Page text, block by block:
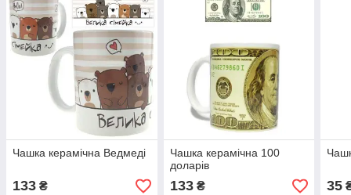
Чашка керамічна Ведмеді
133 ₴
Чашка керамічна 100
доларів
133₴ 35